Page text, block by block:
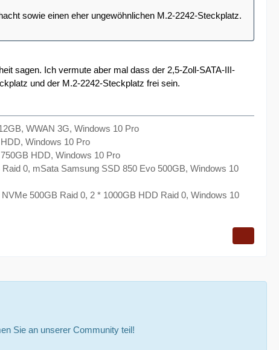
sowie einen eher ungewöhnlichen M.2-2242-Steckplatz.
sagen. Ich vermute aber mal dass der 2,5-Zoll-SATA-III-
und der M.2-2242-Steckplatz frei sein.
WWAN 3G, Windows 10 Pro
Windows 10 Pro
HDD, Windows 10 Pro
0, mSata Samsung SSD 850 Evo 500GB, Windows 10
500GB Raid 0, 2 * 1000GB HDD Raid 0, Windows 10
Sie an unserer Community teil!